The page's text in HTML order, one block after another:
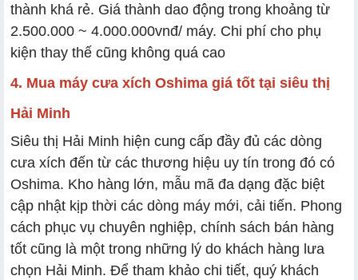
thành khá rẻ. Giá thành dao động trong khoảng từ
2.500.000 ~ 4.000.000vnđ/ máy. Chi phí cho phụ
kiện thay thế cũng không quá cao
4. Mua máy cưa xích Oshima giá tốt tại siêu thị
Hải Minh
Siêu thị Hải Minh hiện cung cấp đầy đủ các dòng
cưa xích đến từ các thương hiệu uy tín trong đó có
Oshima. Kho hàng lớn, mẫu mã đa dạng đặc biệt
cập nhật kịp thời các dòng máy mới, cải tiến. Phong
cách phục vụ chuyên nghiệp, chính sách bán hàng
tốt cũng là một trong những lý do khách hàng lưa
chọn Hải Minh. Để tham khảo chi tiết, quý khách